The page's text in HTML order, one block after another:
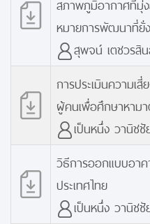
หมายการพัฒนาที่ยั่
สุพจน์ เตชวรสิน
การประเมินความเ
ผู้คนเพื่อศึกษาหาม
เป็นหนึ่ง วานิชชั
วิธีการออกแบบอาค
ประเทศไทย
เป็นหนึ่ง วานิชชั